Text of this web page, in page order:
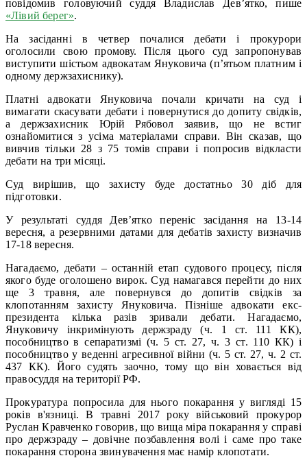
повідомив головуючий суддя Владислав Дев’ятко, пише
«Лівий берег».
На засіданні в четвер почалися дебати і прокурори
оголосили свою промову. Після цього суд запропонував
виступити шістьом адвокатам Януковича (п’ятьом платним і
одному держзахиснику).
Платні адвокати Януковича почали кричати на суд і
вимагати скасувати дебати і повернутися до допиту свідків,
а держзахисник Юрій Рябовол заявив, що не встиг
ознайомитися з усіма матеріалами справи. Він сказав, що
вивчив тільки 28 з 75 томів справи і попросив відкласти
дебати на три місяці.
Суд вирішив, що захисту буде достатньо 30 діб для
підготовки.
У результаті суддя Дев’ятко переніс засідання на 13-14
вересня, а резервними датами для дебатів захисту визначив
17-18 вересня.
Нагадаємо, дебати – останній етап судового процесу, після
якого буде оголошено вирок. Суд намагався перейти до них
ще 3 травня, але повернувся до допитів свідків за
клопотанням захисту Януковича. Пізніше адвокати екс-
президента кілька разів зривали дебати. Нагадаємо,
Януковичу інкримінують держзраду (ч. 1 ст. 111 КК),
пособництво в сепаратизмі (ч. 5 ст. 27, ч. 3 ст. 110 КК) і
пособництво у веденні агресивної війни (ч. 5 ст. 27, ч. 2 ст.
437 КК). Його судять заочно, тому що він ховається від
правосуддя на території РФ.
Прокуратура попросила для нього покарання у вигляді 15
років в'язниці. В травні 2017 року військовий прокурор
Руслан Кравченко говорив, що вища міра покарання у справі
про держзраду – довічне позбавлення волі і саме про таке
покарання сторона звинувачення має намір клопотати.